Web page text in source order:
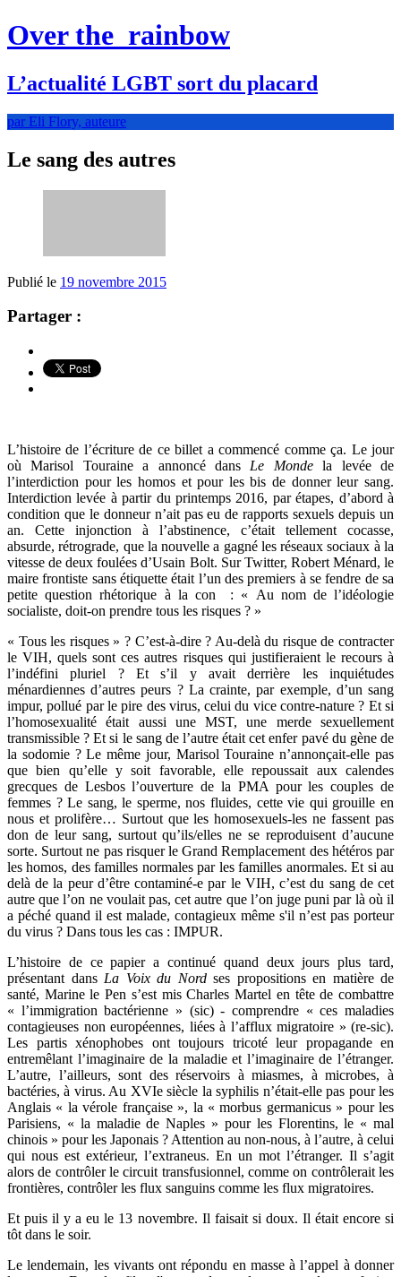
Over the rainbow
L’actualité LGBT sort du placard
par Eli Flory, auteure
Le sang des autres
Publié le 19 novembre 2015
Partager :
L’histoire de l’écriture de ce billet a commencé comme ça. Le jour
où Marisol Touraine a annoncé dans Le Mondela levée de
l’interdiction pour les homos et pour les bis de donner leur sang.
Interdiction levée à partir du printemps 2016, par étapes, d’abord à
condition que le donneur n’ait pas eu de rapports sexuels depuis un
an. Cette injonction à l’abstinence, c’était tellement cocasse,
absurde, rétrograde, que la nouvelle a gagné les réseaux sociaux à la
vitesse de deux foulées d’Usain Bolt. Sur Twitter, Robert Ménard, le
maire frontiste sans étiquette était l’un des premiers à se fendre de sa
petite question rhétorique à la con : « Au nom de l’idéologie
socialiste, doit-on prendre tous les risques ? »
« Tous les risques » ? C’est-à-dire ? Au-delà du risque de contracter
le VIH, quels sont ces autres risques qui justifieraient le recours à
l’indéfini pluriel ? Et s’il y avait derrière les inquiétudes
ménardiennes d’autres peurs ? La crainte, par exemple, d’un sang
impur, pollué par le pire des virus, celui du vice contre-nature ? Et si
l’homosexualité était aussi une MST, une merde sexuellement
transmissible ? Et si le sang de l’autre était cet enfer pavé du gène de
la sodomie ? Le même jour, Marisol Touraine n’annonçait-elle pas
que bien qu’elle y soit favorable, elle repoussait aux calendes
grecques de Lesbos l’ouverture de la PMA pour les couples de
femmes ? Le sang, le sperme, nos fluides, cette vie qui grouille en
nous et prolifère… Surtout que les homosexuels-les ne fassent pas
don de leur sang, surtout qu’ils/elles ne se reproduisent d’aucune
sorte. Surtout ne pas risquer le Grand Remplacement des hétéros par
les homos, des familles normales par les familles anormales. Et si au
delà de la peur d’être contaminé-e par le VIH, c’est du sang de cet
autre que l’on ne voulait pas, cet autre que l’on juge puni par là où il
a péché quand il est malade, contagieux même s'il n’est pas porteur
du virus ? Dans tous les cas : IMPUR.
L’histoire de ce papier a continué quand deux jours plus tard,
présentant dans La Voix du Nordses propositions en matière de
santé, Marine le Pen s’est mis Charles Martel en tête de combattre
« l’immigration bactérienne » (sic) - comprendre « ces maladies
contagieuses non européennes, liées à l’afflux migratoire » (re-sic).
Les partis xénophobes ont toujours tricoté leur propagande en
entremêlant l’imaginaire de la maladie et l’imaginaire de l’étranger.
L’autre, l’ailleurs, sont des réservoirs à miasmes, à microbes, à
bactéries, à virus. Au XVIe siècle la syphilis n’était-elle pas pour les
Anglais « la vérole française », la « morbus germanicus » pour les
Parisiens, « la maladie de Naples » pour les Florentins, le « mal
chinois » pour les Japonais ? Attention au non-nous, à l’autre, à celui
qui nous est extérieur, l’extraneus. En un mot l’étranger. Il s’agit
alors de contrôler le circuit transfusionnel, comme on contrôlerait les
frontières, contrôler les flux sanguins comme les flux migratoires.
Et puis il y a eu le 13 novembre. Il faisait si doux. Il était encore si
tôt dans le soir.
Le lendemain, les vivants ont répondu en masse à l’appel à donner